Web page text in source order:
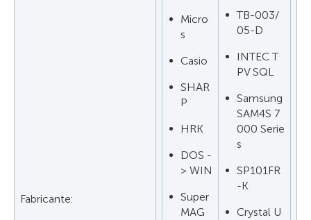
Fabricante:
Micro
s
Casio
SHAR
P
HRK
DOS -
> WIN
Super
MAG
TB-003/
05-D
INTEC T
PV SQL
Samsung
SAM4S 7
000 Serie
s
SP101FR
-K
Crystal U